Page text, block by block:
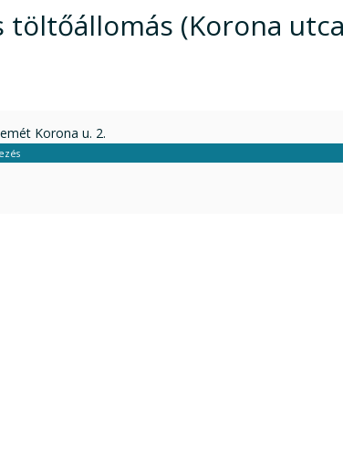
töltőállomás (Korona
Korona u. 2.